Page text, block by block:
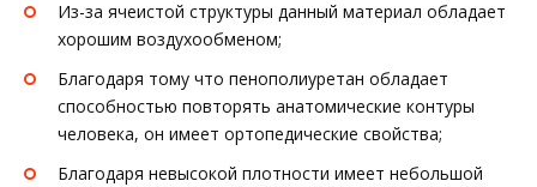
Из-за ячеистой структуры данный материал обладает
хорошим воздухообменом;
Благодаря тому что пенополиуретан обладает
способностью повторять анатомические контуры
человека, он имеет ортопедические свойства;
Благодаря невысокой плотности имеет небольшой